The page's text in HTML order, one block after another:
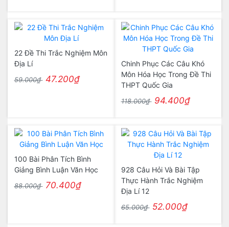
22 Đề Thi Trắc Nghiệm Môn
Địa Lí
59.000₫ 47.200₫
Chinh Phục Các Câu Khó
Môn Hóa Học Trong Đề Thi
THPT Quốc Gia
118.000₫ 94.400₫
100 Bài Phân Tích Bình
Giảng Bình Luận Văn Học
88.000₫ 70.400₫
928 Câu Hỏi Và Bài Tập
Thực Hành Trắc Nghiệm
Địa Lí 12
65.000₫ 52.000₫